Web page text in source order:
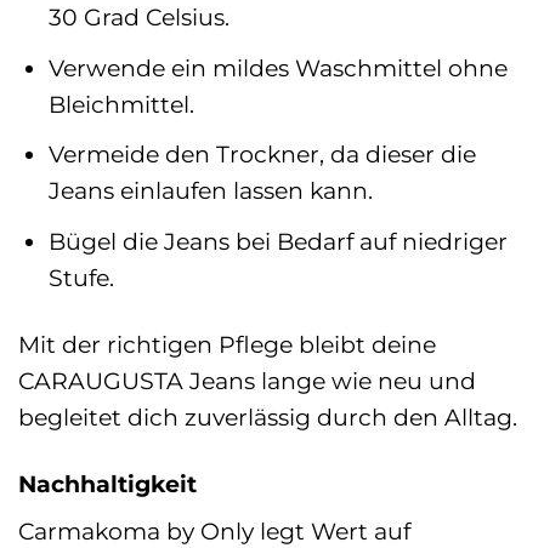
30 Grad Celsius.
Verwende ein mildes Waschmittel ohne
Bleichmittel.
Vermeide den Trockner, da dieser die
Jeans einlaufen lassen kann.
Bügel die Jeans bei Bedarf auf niedriger
Stufe.
Mit der richtigen Pflege bleibt deine
CARAUGUSTA Jeans lange wie neu und
begleitet dich zuverlässig durch den Alltag.
Nachhaltigkeit
Carmakoma by Only legt Wert auf